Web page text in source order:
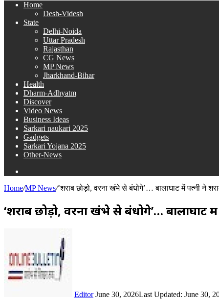
Home
Desh-Videsh
State
Delhi-Noida
Uttar Pradesh
Rajasthan
CG News
MP News
Jharkhand-Bihar
Health
Dharm-Adhyatm
Discover
Video News
Business Ideas
Sarkari naukari 2025
Gadgets
Sarkari Yojana 2025
Other-News
Home/MP News/‘शराब छोड़ो, वरना खंभे से बंधोगे’… बालाघाट में पत्नी ने
‘शराब छोड़ो, वरना खंभे से बंधोगे’… बालाघाट
Editor June 30, 2026Last Updated: June 30,